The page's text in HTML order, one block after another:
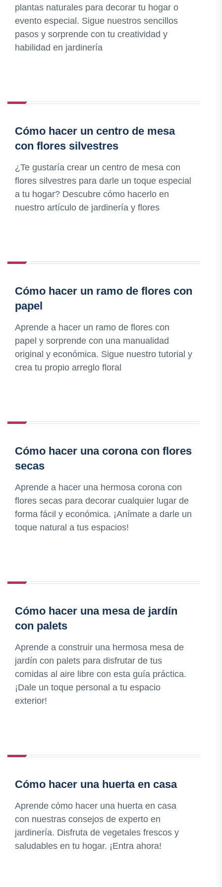
plantas naturales para decorar tu hogar o
evento especial. Sigue nuestros sencillos
pasos y sorprende con tu creatividad y
habilidad en jardinería
Cómo hacer un centro de mesa
con flores silvestres
¿Te gustaría crear un centro de mesa con
flores silvestres para darle un toque especial
a tu hogar? Descubre cómo hacerlo en
nuestro artículo de jardinería y flores
Cómo hacer un ramo de flores con
papel
Aprende a hacer un ramo de flores con
papel y sorprende con una manualidad
original y económica. Sigue nuestro tutorial y
crea tu propio arreglo floral
Cómo hacer una corona con flores
secas
Aprende a hacer una hermosa corona con
flores secas para decorar cualquier lugar de
forma fácil y económica. ¡Anímate a darle un
toque natural a tus espacios!
Cómo hacer una mesa de jardín
con palets
Aprende a construir una hermosa mesa de
jardín con palets para disfrutar de tus
comidas al aire libre con esta guía práctica.
¡Dale un toque personal a tu espacio
exterior!
Cómo hacer una huerta en casa
Aprende cómo hacer una huerta en casa
con nuestras consejos de experto en
jardinería. Disfruta de vegetales frescos y
saludables en tu hogar. ¡Entra ahora!